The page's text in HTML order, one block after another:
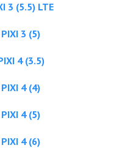
3 (5.5) LTE
3 (5)
4 (3.5)
4 (4)
4 (5)
4 (6)